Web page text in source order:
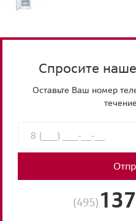
Спросите
Оставьте Ваш номер
(495)